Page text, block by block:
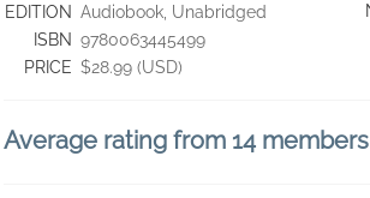
EDITION Audiobook, Unabridged
ISBN 9780063445499
PRICE $28.99 (USD)
Average rating from 14 members